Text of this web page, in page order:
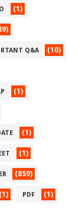
(1)
Q&A (10)
(1)
(1)
(1)
(859)
(1) PDF (1)